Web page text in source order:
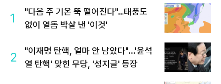
1
"다음 주 기온 뚝 떨어진다"…태풍도
없이 열돔 박살 낸 '이것'
2
"이재명 탄핵, 얼마 안 남았다"...'윤석
열 탄핵' 맞힌 무당, '성지글' 등장